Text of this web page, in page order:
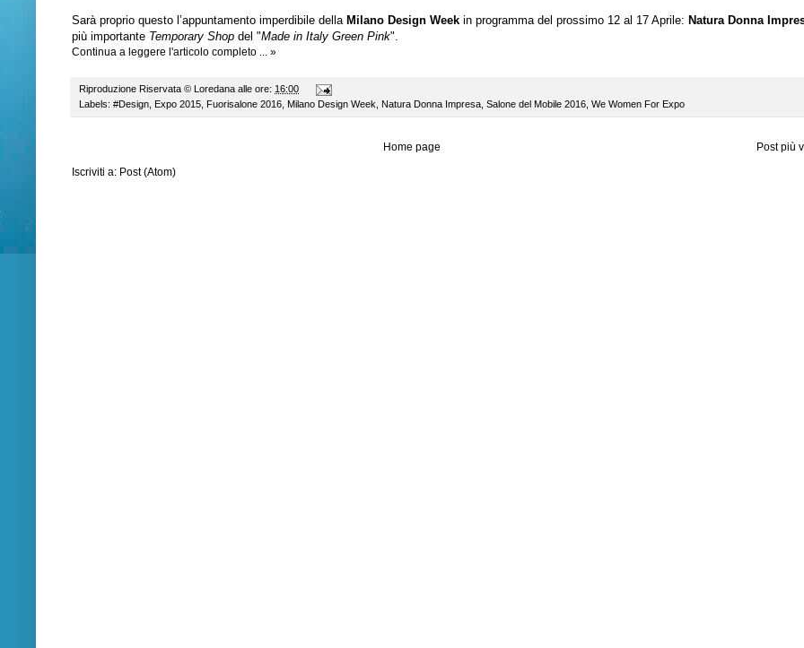
Sarà proprio questo l’appuntamento imperdibile della Milano Design Week in programma del prossimo 12 al 17 Aprile: Natura Donna
più importante Temporary Shop del "Made in Italy Green Pink".
Continua a leggere l'articolo completo ... »
Riproduzione Riservata © Loredana alle ore: 16:00
Labels: #Design Expo 2015 Fuorisalone 2016 Milano Design Week Natura Donna Impresa Salone del Mobile 2016 We Women For Expo
Post più
Home page
Iscriviti a: Post (Atom)